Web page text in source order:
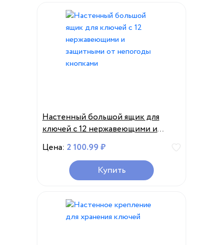
Настенный большой ящик для
ключей с 12 нержавеющими и
защитными от непогоды кнопками
Цена: 2 100.99 ₽
Купить